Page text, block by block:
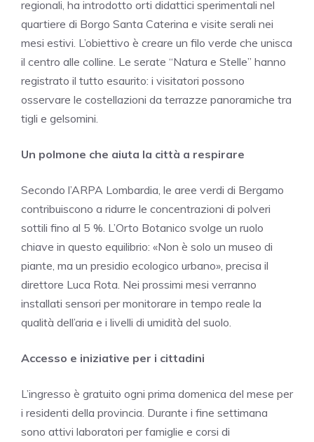
regionali, ha introdotto orti didattici sperimentali nel
quartiere di Borgo Santa Caterina e visite serali nei
mesi estivi. L’obiettivo è creare un filo verde che unisca
il centro alle colline. Le serate “Natura e Stelle” hanno
registrato il tutto esaurito: i visitatori possono
osservare le costellazioni da terrazze panoramiche tra
tigli e gelsomini.
Un polmone che aiuta la città a respirare
Secondo l’ARPA Lombardia, le aree verdi di Bergamo
contribuiscono a ridurre le concentrazioni di polveri
sottili fino al 5 %. L’Orto Botanico svolge un ruolo
chiave in questo equilibrio: «Non è solo un museo di
piante, ma un presidio ecologico urbano», precisa il
direttore Luca Rota. Nei prossimi mesi verranno
installati sensori per monitorare in tempo reale la
qualità dell’aria e i livelli di umidità del suolo.
Accesso e iniziative per i cittadini
L’ingresso è gratuito ogni prima domenica del mese per
i residenti della provincia. Durante i fine settimana
sono attivi laboratori per famiglie e corsi di